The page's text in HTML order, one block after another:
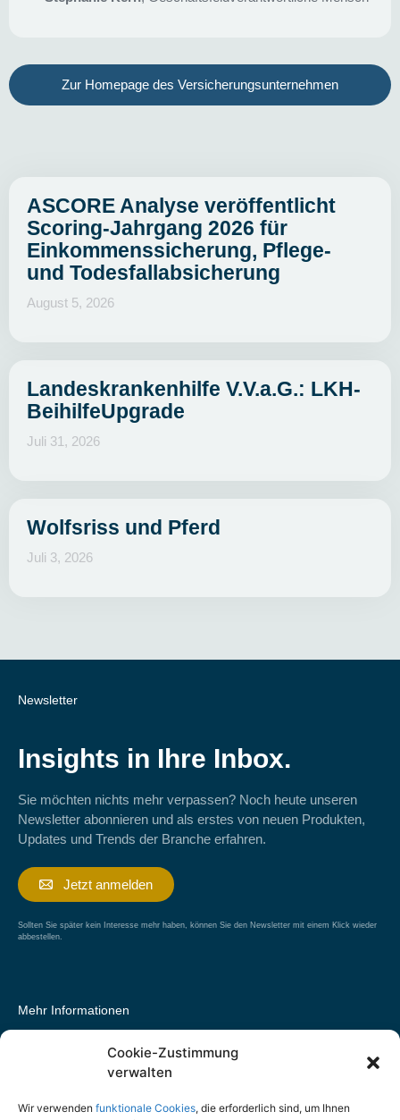
Cookie-Zustimmung
verwalten
Wir verwenden funktionale Cookies, die erforderlich sind, um Ihnen
Zur Homepage des Versicherungsunternehmen
ASCORE Analyse veröffentlicht
Scoring-Jahrgang 2026 für
Einkommenssicherung, Pflege-
und Todesfallabsicherung
August 5, 2026
Landeskrankenhilfe V.V.a.G.: LKH-
BeihilfeUpgrade
Juli 31, 2026
Wolfsriss und Pferd
Juli 3, 2026
Newsletter
Insights in Ihre Inbox.
Sie möchten nichts mehr verpassen? Noch heute unseren
Newsletter abonnieren und als erstes von neuen Produkten,
Updates und Trends der Branche erfahren.
Jetzt anmelden
Sollten Sie später kein Interesse mehr haben, können Sie den Newsletter mit einem Klick wieder
abbestellen.
Mehr Informationen
Tarif des Monats
Landeskrankenhilfe V.V.a.G.: LKH-BeihilfeUpgrade